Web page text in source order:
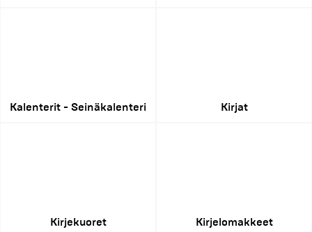
Kalenterit - Seinäkalenteri Kirjat
Kirjekuoret Kirjelomakkeet